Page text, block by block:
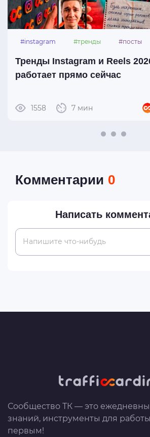
#instagram #тренды #посты
Тренды Instagram и Reels
работает прямо сейчас
1558 7 мин
Комментарии 0
Написать
Напишите что-нибудь
Сообщество ТК — это
знаний, инструменты для
первым!